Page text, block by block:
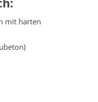
mit harten